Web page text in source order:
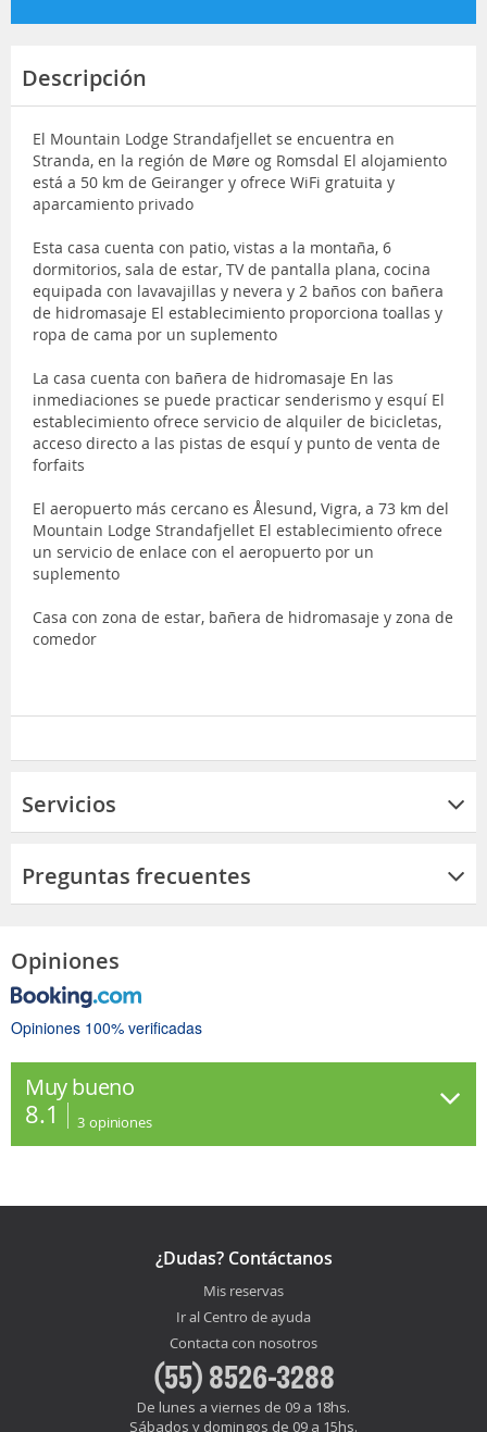
Descripción
El Mountain Lodge Strandafjellet se encuentra en
Stranda, en la región de Møre og Romsdal El alojamiento
está a 50 km de Geiranger y ofrece WiFi gratuita y
aparcamiento privado
Esta casa cuenta con patio, vistas a la montaña, 6
dormitorios, sala de estar, TV de pantalla plana, cocina
equipada con lavavajillas y nevera y 2 baños con bañera
de hidromasaje El establecimiento proporciona toallas y
ropa de cama por un suplemento
La casa cuenta con bañera de hidromasaje En las
inmediaciones se puede practicar senderismo y esquí El
establecimiento ofrece servicio de alquiler de bicicletas,
acceso directo a las pistas de esquí y punto de venta de
forfaits
El aeropuerto más cercano es Ålesund, Vigra, a 73 km del
Mountain Lodge Strandafjellet El establecimiento ofrece
un servicio de enlace con el aeropuerto por un
suplemento
Casa con zona de estar, bañera de hidromasaje y zona de
comedor
Servicios
Preguntas frecuentes
Opiniones
Opiniones 100% verificadas
Muy bueno
8.1 3 opiniones
¿Dudas? Contáctanos
Mis reservas
Ir al Centro de ayuda
Contacta con nosotros
(55) 8526-3288
De lunes a viernes de 09 a 18hs.
Sábados y domingos de 09 a 15hs.